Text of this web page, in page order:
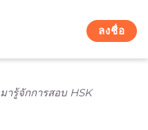
ลงชื่อ
มารู้จักการสอบ HSK